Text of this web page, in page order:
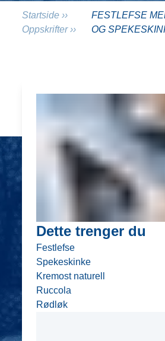
Startside ››
Oppskrifter››
FESTLEFSE
OG
Dette trenger du
Festlefse
Spekeskinke
Kremost naturell
Ruccola
Rødløk